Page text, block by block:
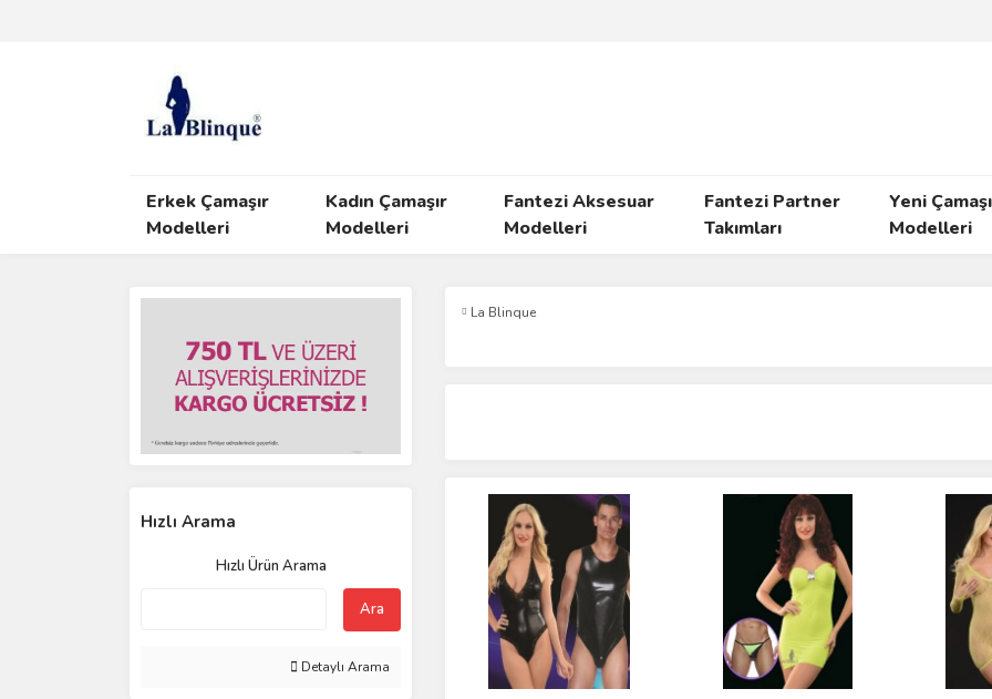
Erkek Çamaşır
Modelleri
Kadın Çamaşır
Modelleri
Fantezi Aksesuar
Modelleri
Fantezi Partner
Takımları
Yeni
Modelleri
Hızlı Arama
Hızlı Ürün Arama
Ara
Detaylı Arama
La Blinque